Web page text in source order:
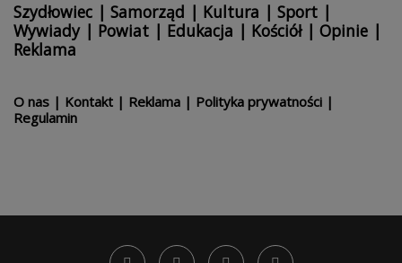
Szydłowiec | Samorząd | Kultura | Sport |
Wywiady| Powiat | Edukacja | Kościół| Opinie |
Reklama
O nas | Kontakt | Reklama | Polityka prywatności |
Regulamin